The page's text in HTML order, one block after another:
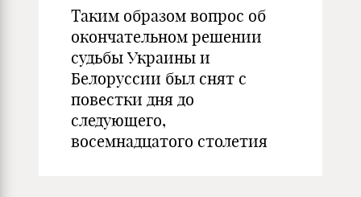
Таким образом вопрос об
окончательном решении
судьбы Украины и
Белоруссии был снят с
повестки дня до
следующего,
восемнадцатого столетия